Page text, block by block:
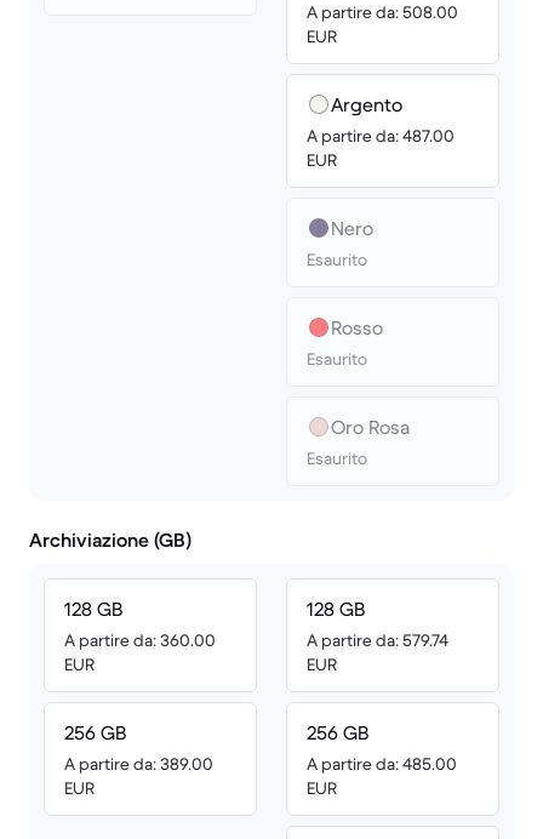
A partire da: 508.00
EUR
Argento
A partire da: 487.00
EUR
Nero
Esaurito
Rosso
Esaurito
Oro Rosa
Esaurito
Archiviazione (GB)
128 GB
A partire da: 360.00
EUR
256 GB
A partire da: 389.00
EUR
128 GB
A partire da: 579.74
EUR
256 GB
A partire da: 485.00
EUR